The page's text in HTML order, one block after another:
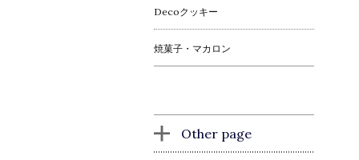
Decoクッキー
焼菓子・マカロン
Other page